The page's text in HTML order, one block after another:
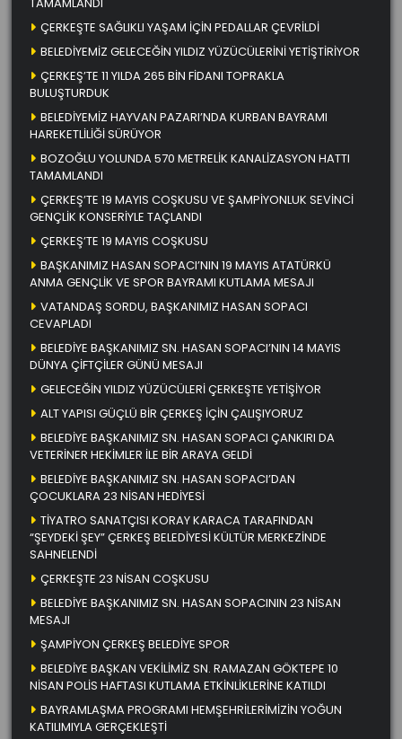
ÇERKEŞTE SAĞLIKLI YAŞAM İÇİN PEDALLAR ÇEVRİLDİ
BELEDİYEMİZ GELECEĞİN YILDIZ YÜZÜCÜLERİNİ YETİŞTİRİYOR
ÇERKEŞ’TE 11 YILDA 265 BİN FİDANI TOPRAKLA
BULUŞTURDUK
BELEDİYEMİZ HAYVAN PAZARI’NDA KURBAN BAYRAMI
HAREKETLİLİĞİ SÜRÜYOR
BOZOĞLU YOLUNDA 570 METRELİK KANALİZASYON HATTI
TAMAMLANDI
ÇERKEŞ’TE 19 MAYIS COŞKUSU VE ŞAMPİYONLUK SEVİNCİ
GENÇLİK KONSERİYLE TAÇLANDI
ÇERKEŞ’TE 19 MAYIS COŞKUSU
BAŞKANIMIZ HASAN SOPACI’NIN 19 MAYIS ATATÜRKÜ
ANMA GENÇLİK VE SPOR BAYRAMI KUTLAMA MESAJI
VATANDAŞ SORDU, BAŞKANIMIZ HASAN SOPACI
CEVAPLADI
BELEDİYE BAŞKANIMIZ SN. HASAN SOPACI’NIN 14 MAYIS
DÜNYA ÇİFTÇİLER GÜNÜ MESAJI
GELECEĞİN YILDIZ YÜZÜCÜLERİ ÇERKEŞTE YETİŞİYOR
ALT YAPISI GÜÇLÜ BİR ÇERKEŞ İÇİN ÇALIŞIYORUZ
BELEDİYE BAŞKANIMIZ SN. HASAN SOPACI ÇANKIRI DA
VETERİNER HEKİMLER İLE BİR ARAYA GELDİ
BELEDİYE BAŞKANIMIZ SN. HASAN SOPACI’DAN
ÇOCUKLARA 23 NİSAN HEDİYESİ
TİYATRO SANATÇISI KORAY KARACA TARAFINDAN
“ŞEYDEKİ ŞEY” ÇERKEŞ BELEDİYESİ KÜLTÜR MERKEZİNDE
SAHNELENDİ
ÇERKEŞTE 23 NİSAN COŞKUSU
BELEDİYE BAŞKANIMIZ SN. HASAN SOPACININ 23 NİSAN
MESAJI
ŞAMPİYON ÇERKEŞ BELEDİYE SPOR
BELEDİYE BAŞKAN VEKİLİMİZ SN. RAMAZAN GÖKTEPE 10
NİSAN POLİS HAFTASI KUTLAMA ETKİNLİKLERİNE KATILDI
BAYRAMLAŞMA PROGRAMI HEMŞEHRİLERİMİZİN YOĞUN
KATILIMIYLA GERÇEKLEŞTİ